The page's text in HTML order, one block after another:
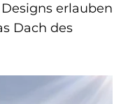
erlauben
Dach des